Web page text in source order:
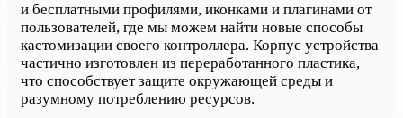
и бесплатными профилями, иконками и плагинами от
пользователей, где мы можем найти новые способы
кастомизации своего контроллера. Корпус устройства
частично изготовлен из переработанного пластика,
что способствует защите окружающей среды и
разумному потреблению ресурсов.